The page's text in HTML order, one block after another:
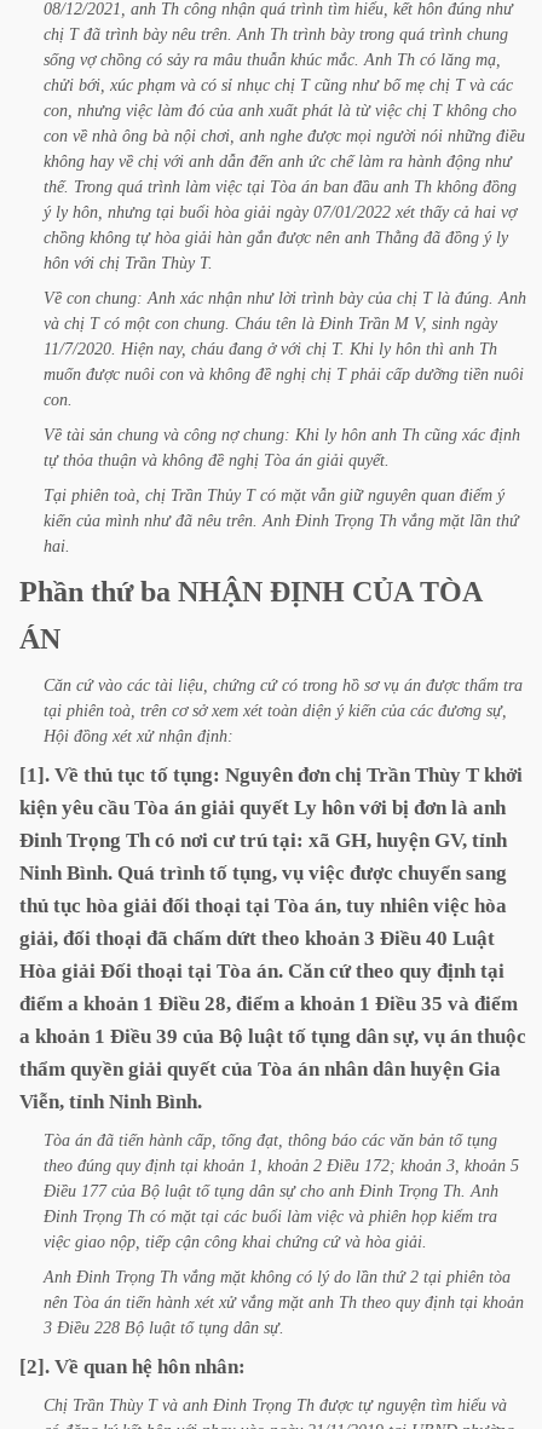
08/12/2021,
anh Th công nhận quá trình tìm hiểu, kết hôn đúng như
chị T đã trình bày nêu trên. Anh Th trình bày trong quá trình chung
sống vợ chồng có sảy ra mâu thuẫn khúc mắc. Anh Th có lăng mạ,
chửi bới, xúc phạm và có sỉ nhục chị T cũng như bố mẹ chị T và các
con, nhưng việc làm đó của anh xuất phát là từ việc chị T không cho
con về nhà ông bà nội chơi, anh nghe được mọi người nói những điều
không hay về chị với anh dẫn đến anh ức chế làm ra hành động như
thế. Trong quá trình làm việc tại Tòa án ban đầu anh Th không đồng
ý ly hôn, nhưng tại buổi hòa giải ngày 07/01/2022 xét thấy cả hai vợ
chồng không tự hòa giải hàn gắn được nên anh Thằng đã đồng ý ly
hôn với chị Trần Thùy T.
Về con chung: Anh xác nhận như lời trình bày của chị T là đúng. Anh
và chị T có một con chung. Cháu tên là Đinh Trần M V, sinh ngày
11/7/2020. Hiện nay, cháu đang ở với chị T. Khi ly hôn thì anh Th
muốn được nuôi con và không đề nghị chị T phải cấp dưỡng tiền nuôi
con.
Về tài sản chung và công nợ chung: Khi ly hôn anh Th cũng xác định
tự thỏa thuận và không đề nghị Tòa án giải quyết.
Tại phiên toà, chị Trần Thủy T có mặt vẫn giữ nguyên quan điểm ý
kiến của mình như đã nêu trên. Anh Đinh Trọng Th vắng mặt lần thứ
hai.
Phần thứ ba NHẬN ĐỊNH CỦA TÒA
ÁN
Căn cứ vào các tài liệu, chứng cứ có trong hồ sơ vụ án được thẩm tra
tại phiên toà, trên cơ sở xem xét toàn diện ý kiến của các đương sự,
Hội đồng xét xử nhận định:
[1]. Về thủ tục tố tụng: Nguyên đơn chị Trần Thùy T khởi
kiện yêu cầu Tòa án giải quyết Ly hôn với bị đơn là anh
Đinh Trọng Th có nơi cư trú tại: xã GH, huyện GV, tỉnh
Ninh Bình. Quá trình tố tụng, vụ việc được chuyển sang
thủ tục hòa giải đối thoại tại Tòa án, tuy nhiên việc hòa
giải, đối thoại đã chấm dứt theo khoản 3 Điều 40 Luật
Hòa giải Đối thoại tại Tòa án. Căn cứ theo quy định tại
điểm a khoản 1 Điều 28, điểm a khoản 1 Điều 35 và điểm
a khoản 1 Điều 39 của Bộ luật tố tụng dân sự, vụ án thuộc
thẩm quyền giải quyết của Tòa án nhân dân huyện Gia
Viễn, tỉnh Ninh Bình.
Tòa án đã tiến hành cấp, tống đạt, thông báo các văn bản tố tụng
theo đúng quy định tại khoản 1, khoản 2 Điều 172; khoản 3, khoản 5
Điều 177 của Bộ luật tố tụng dân sự cho anh Đinh Trọng Th. Anh
Đinh Trọng Th có mặt tại các buổi làm việc và phiên họp kiểm tra
việc giao nộp, tiếp cận công khai chứng cứ và hòa giải.
Anh Đinh Trọng Th vắng mặt không có lý do lần thứ 2 tại phiên tòa
nên Tòa án tiến hành xét xử vắng mặt anh Th theo quy định tại khoản
3 Điều 228 Bộ luật tố tụng dân sự.
[2]. Về quan hệ hôn nhân:
Chị Trần Thùy T và anh Đinh Trọng Th được tự nguyện tìm hiểu và